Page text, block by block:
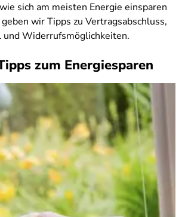
sich am meisten Energie einsparen
wir Tipps zu Vertragsabschluss,
Widerrufsmöglichkeiten.
zum Energiesparen